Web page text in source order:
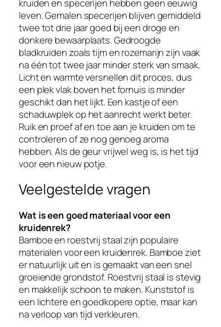
kruiden en specerijen hebben geen eeuwig
leven. Gemalen specerijen blijven gemiddeld
twee tot drie jaar goed bij een droge en
donkere bewaarplaats. Gedroogde
bladkruiden zoals tijm en rozemarijn zijn vaak
na één tot twee jaar minder sterk van smaak.
Licht en warmte versnellen dit proces, dus
een plek vlak boven het fornuis is minder
geschikt dan het lijkt. Een kastje of een
schaduwplek op het aanrecht werkt beter.
Ruik en proef af en toe aan je kruiden om te
controleren of ze nog genoeg aroma
hebben. Als de geur vrijwel weg is, is het tijd
voor een nieuw potje.
Veelgestelde vragen
Wat is een goed materiaal voor een
kruidenrek?
Bamboe en roestvrij staal zijn populaire
materialen voor een kruidenrek. Bamboe ziet
er natuurlijk uit en is gemaakt van een snel
groeiende grondstof. Roestvrij staal is stevig
en makkelijk schoon te maken. Kunststof is
een lichtere en goedkopere optie, maar kan
na verloop van tijd verkleuren.